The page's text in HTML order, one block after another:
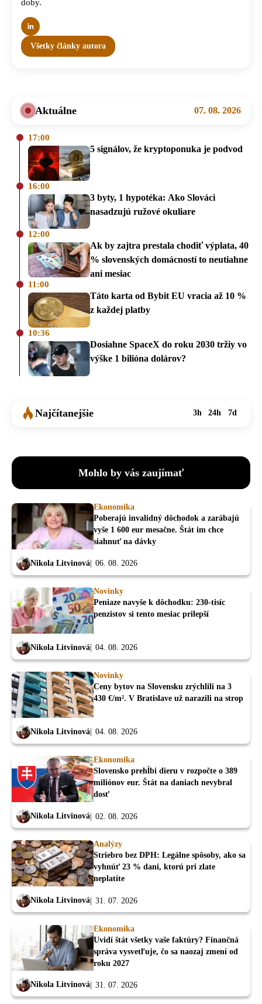
doby.
Všetky články autora
Aktuálne 07. 08. 2026
17:00
5 signálov, že kryptoponuka je podvod
16:00
3 byty, 1 hypotéka: Ako Slováci
nasadzujú ružové okuliare
12:00
Ak by zajtra prestala chodiť výplata, 40
% slovenských domácností to neutiahne
ani mesiac
11:00
Táto karta od Bybit EU vracia až 10 %
z každej platby
10:36
Dosiahne SpaceX do roku 2030 tržiy vo
výške 1 bilióna dolárov?
Najčítanejšie 3h 24h 7d
Mohlo by vás zaujímať
Ekonomika
Poberajú invalidný dôchodok a zarábajú
vyše 1 600 eur mesačne. Štát im chce
siahnuť na dávky
Nikola Litvinová 06. 08. 2026
Novinky
Peniaze navyše k dôchodku: 230-tisíc
penzistov si tento mesiac prilepší
Nikola Litvinová 04. 08. 2026
Novinky
Ceny bytov na Slovensku zrýchlili na 3
430 €/m². V Bratislave už narazili na strop
Nikola Litvinová 04. 08. 2026
Ekonomika
Slovensko prehĺbi dieru v rozpočte o 389
miliónov eur. Štát na daniach nevybral
dosť
Nikola Litvinová 02. 08. 2026
Analýzy
Striebro bez DPH: Legálne spôsoby, ako sa
vyhnúť 23 % dani, ktorú pri zlate
neplatíte
Nikola Litvinová 31. 07. 2026
Ekonomika
Uvidí štát všetky vaše faktúry? Finančná
správa vysvetľuje, čo sa naozaj zmení od
roku 2027
Nikola Litvinová 31. 07. 2026